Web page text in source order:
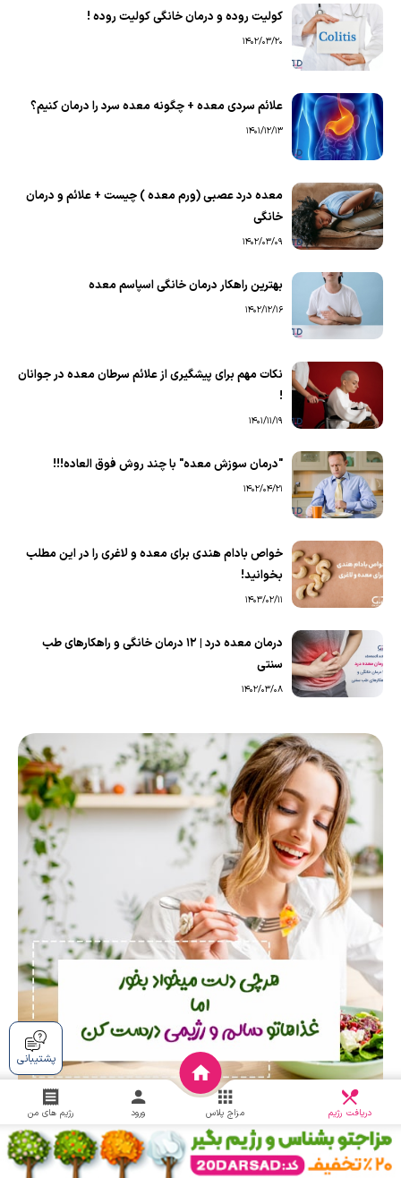
کولیت روده و درمان خانگی کولیت روده !
1402/03/20
علائم سردی معده + چگونه معده سرد را درمان کنیم؟
1401/12/13
معده درد عصبی (ورم معده ) چیست + علائم و درمان
خانگی
1402/03/09
بهترین راهکار درمان خانگی اسپاسم معده
1402/12/16
نکات مهم برای پیشگیری از علائم سرطان معده در جوانان
!
1401/11/19
"درمان سوزش معده" با چند روش فوق العاده!!!
1402/04/21
خواص بادام هندی برای معده و لاغری را در این مطلب
بخوانید!
1403/02/11
درمان معده درد | 12 درمان خانگی و راهکارهای طب
سنتی
1402/03/08
پربازدیدترین مطالب
پشتیبانی
دریافت رژیم مزاج پلاس ورود رژیم های من